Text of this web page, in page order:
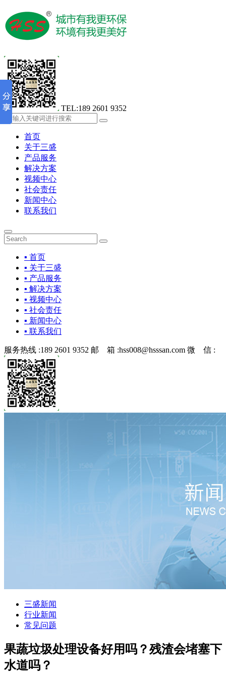
TEL:189 2601 9352
首页
关于三盛
产品服务
解决方案
视频中心
社会责任
新闻中心
联系我们
▪ 首页
▪ 关于三盛
▪ 产品服务
▪ 解决方案
▪ 视频中心
▪ 社会责任
▪ 新闻中心
▪ 联系我们
服务热线 :189 2601 9352 邮 箱 :hss008@hsssan.com 微 信 :
三盛新闻
行业新闻
常见问题
果蔬垃圾处理设备好用吗？残渣会堵塞下
水道吗？